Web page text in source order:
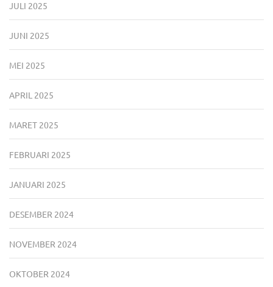
JULI 2025
JUNI 2025
MEI 2025
APRIL 2025
MARET 2025
FEBRUARI 2025
JANUARI 2025
DESEMBER 2024
NOVEMBER 2024
OKTOBER 2024